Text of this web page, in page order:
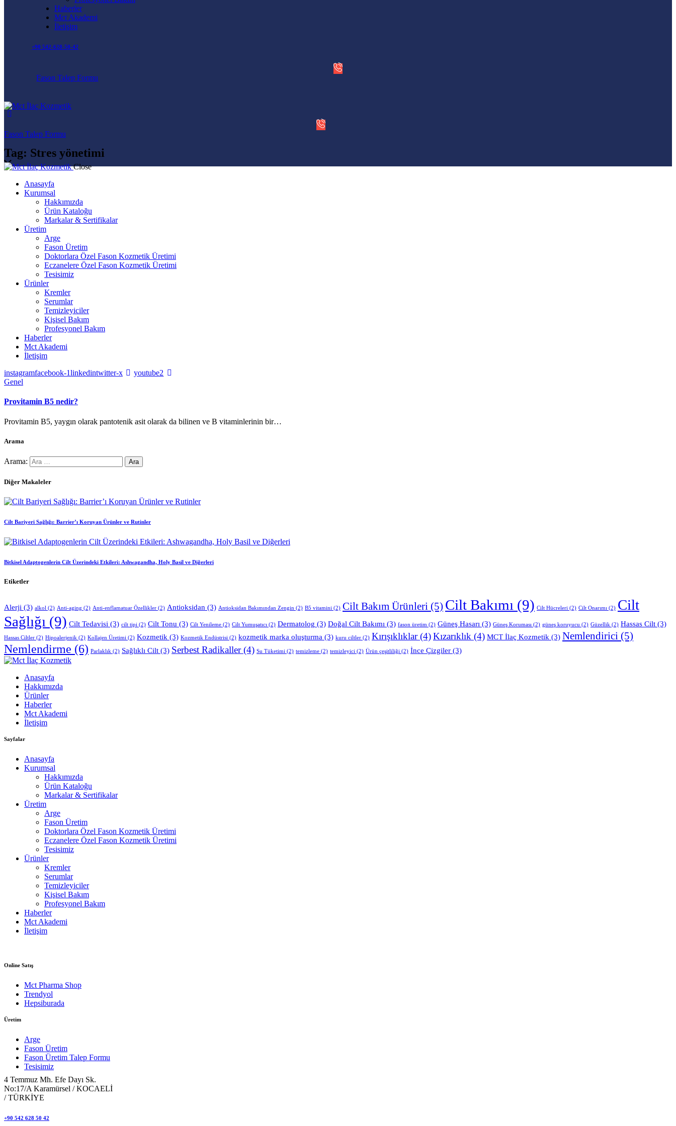
Haberler
Mct Akademi
İletişim
+90 542-628-50-42
Fason Talep Formu
Fason Talep Formu
Tag: Stres yönetimi
Close
Anasayfa
Kurumsal
Hakkımızda
Ürün Kataloğu
Markalar & Sertifikalar
Üretim
Arge
Fason Üretim
Doktorlara Özel Fason Kozmetik Üretimi
Eczanelere Özel Fason Kozmetik Üretimi
Tesisimiz
Ürünler
Kremler
Serumlar
Temizleyiciler
Kişisel Bakım
Profesyonel Bakım
Haberler
Mct Akademi
İletişim
instagramfacebook-1linkedintwitter-x
youtube2
Genel
Provitamin B5 nedir?
Provitamin B5, yaygın olarak pantotenik asit olarak da bilinen ve B vitaminlerinin bir…
Arama
Arama:
Diğer Makaleler
Cilt Bariyeri Sağlığı: Barrier’ı Koruyan Ürünler ve Rutinler
Bitkisel Adaptogenlerin Cilt Üzerindeki Etkileri: Ashwagandha, Holy Basil ve Diğerleri
Etiketler
Alerji (3) alkol (2) Anti-aging (2) Anti-enflamatuar Özellikler (2) Antioksidan (3) Antioksidan Bakımından Zengin (2) B5 vitamini (2) Cilt Bakım Ürünleri (5) Cilt Bakımı (9) Cilt Hücreleri (2) Cilt Onarımı (2) Cilt
Sağlığı (9) Cilt Tedavisi (3) cilt tipi (2) Cilt Tonu (3) Cilt Yenileme (2) Cilt Yumuşatıcı (2) Dermatolog (3) Doğal Cilt Bakımı (3) fason üretim (2) Güneş Hasarı (3) Güneş Koruması (2) güneş koruyucu (2) Güzellik (2) Hassas Cilt (3)
Hassas Ciltler (2) Hipoalerjenik (2) Kollajen Üretimi (2) Kozmetik (3) Kozmetik Endüstrisi (2) kozmetik marka oluşturma (3) kuru ciltler (2) Kırışıklıklar(4)Kızarıklık (4) MCT İlaç Kozmetik (3) Nemlendirici (5)
Nemlendirme (6) Parlaklık (2) Sağlıklı Cilt (3) Serbest Radikaller(4) Su Tüketimi (2) temizleme (2) temizleyici (2) Ürün çeşitliliği (2) İnce Çizgiler (3)
Anasayfa
Hakkımızda
Ürünler
Haberler
Mct Akademi
İletişim
Sayfalar
Anasayfa
Kurumsal
Hakkımızda
Ürün Kataloğu
Markalar & Sertifikalar
Üretim
Arge
Fason Üretim
Doktorlara Özel Fason Kozmetik Üretimi
Eczanelere Özel Fason Kozmetik Üretimi
Tesisimiz
Ürünler
Kremler
Serumlar
Temizleyiciler
Kişisel Bakım
Profesyonel Bakım
Haberler
Mct Akademi
İletişim
Online Satış
Mct Pharma Shop
Trendyol
Hepsiburada
Üretim
Arge
Fason Üretim
Fason Üretim Talep Formu
Tesisimiz
4 Temmuz Mh. Efe Dayı Sk.
No:17/A Karamürsel / KOCAELİ
/ TÜRKİYE
+90 542 628 50 42